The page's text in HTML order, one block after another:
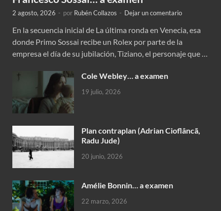
2 agosto, 2026 - por Rubén Collazos - Dejar un comentario
En la secuencia inicial de La última ronda en Venecia, esa
donde Primo Sossai recibe un Rolex por parte de la
empresa el día de su jubilación, Tiziano, el personaje que …
Cole Webley… a examen
19 julio, 2026
Plan contraplan (Adrian Cioflâncã,
Radu Jude)
20 junio, 2026
Amélie Bonnin… a examen
22 marzo, 2026